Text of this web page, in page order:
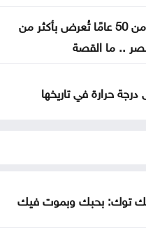
سيارة عمرها أكثر من 50 عامًا تُعرض بأكثر من
.. ما القصة
حرارة في تاريخها
توك: بحبك وبموت فيك